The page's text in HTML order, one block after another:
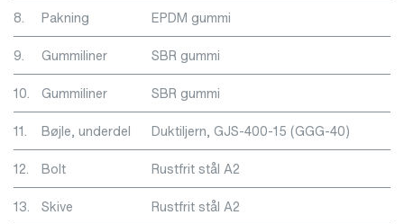
8.
Pakning
EPDM gummi
9.
Gummiliner
SBR gummi
10.
Gummiliner
SBR gummi
11.
Bøjle, underdel
Duktiljern, GJS-400-15 (GGG-40)
12.
Bolt
Rustfrit stål A2
13.
Skive
Rustfrit stål A2